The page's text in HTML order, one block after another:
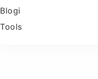
Blogi
Tools